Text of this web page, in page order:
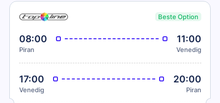
Beste Option
08:00 11:00
Piran Venedig
17:00 20:00
Venedig Piran